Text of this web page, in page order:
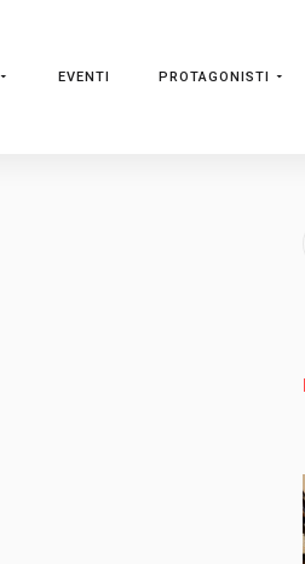
EVENTI PROTAGONISTI